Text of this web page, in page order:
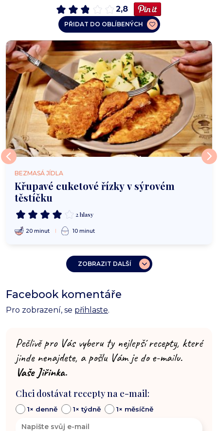
2,8
PŘIDAT DO OBLÍBENÝCH
BEZMASÁ JÍDLA
Křupavé cuketové řízky v sýrovém
těstíčku
2 hlasy
20 minut 10 minut
ZOBRAZIT DALŠÍ
Facebook komentáře
Pro zobrazení, se přihlaste.
Pečlivě pro Vás vyberu ty nejlepší recepty, které
jinde nenajdete, a pošlu Vám je do e-mailu.
Vaše Jiřinka.
Chci dostávat recepty na e-mail:
1× denně 1× týdně 1× měsíčně